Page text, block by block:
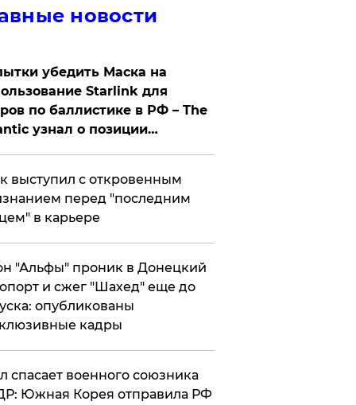
новости
убедить Маска на
Starlink для
по баллистике в РФ – The
узнал о позиции
выступил с откровенным
перед "последним
в карьере
"Альфы" проник в Донецкий
и сжег "Шахед" еще до
опубликованы
кадры
спасает военного союзника
Южная Корея отправила РФ